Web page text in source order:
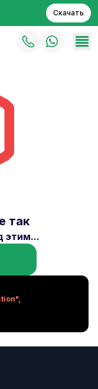
Скачать
так
этим...